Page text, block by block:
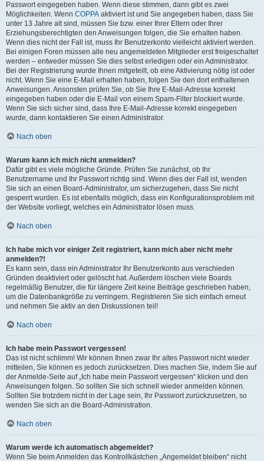
Passwort eingegeben haben. Wenn diese stimmen, dann gibt es zwei
Möglichkeiten. Wenn COPPA aktiviert ist und Sie angegeben haben, dass Sie
unter 13 Jahre alt sind, müssen Sie bzw. einer Ihrer Eltern oder Ihrer
Erziehungsberechtigten den Anweisungen folgen, die Sie erhalten haben.
Wenn dies nicht der Fall ist, muss Ihr Benutzerkonto vielleicht aktiviert werden.
Bei einigen Foren müssen alle neu angemeldeten Mitglieder erst freigeschaltet
werden – entweder müssen Sie dies selbst erledigen oder ein Administrator.
Bei der Registrierung wurde Ihnen mitgeteilt, ob eine Aktivierung nötig ist oder
nicht. Wenn Sie eine E-Mail erhalten haben, folgen Sie den dort enthaltenen
Anweisungen. Ansonsten prüfen Sie, ob Sie Ihre E-Mail-Adresse korrekt
eingegeben haben oder die E-Mail von einem Spam-Filter blockiert wurde.
Wenn Sie sich sicher sind, dass Ihre E-Mail-Adresse korrekt eingegeben
wurde, dann kontaktieren Sie einen Administrator.
Nach oben
Warum kann ich mich nicht anmelden?
Dafür gibt es viele mögliche Gründe. Prüfen Sie zunächst, ob Ihr
Benutzername und Ihr Passwort richtig sind. Wenn dies der Fall ist, wenden
Sie sich an einen Board-Administrator, um sicherzugehen, dass Sie nicht
gesperrt wurden. Es ist ebenfalls möglich, dass ein Konfigurationsproblem mit
der Website vorliegt, welches ein Administrator lösen muss.
Nach oben
Ich habe mich vor einiger Zeit registriert, kann mich aber nicht mehr
anmelden?!
Es kann sein, dass ein Administrator Ihr Benutzerkonto aus verschieden
Gründen deaktiviert oder gelöscht hat. Außerdem löschen viele Boards
regelmäßig Benutzer, die für längere Zeit keine Beiträge geschrieben haben,
um die Datenbankgröße zu verringern. Registrieren Sie sich einfach erneut
und nehmen Sie aktiv an den Diskussionen teil!
Nach oben
Ich habe mein Passwort vergessen!
Das ist nicht schlimm! Wir können Ihnen zwar Ihr altes Passwort nicht wieder
mitteilen, Sie können es jedoch zurücksetzen. Dies machen Sie, indem Sie auf
der Anmelde-Seite auf „Ich habe mein Passwort vergessen“ klicken und den
Anweisungen folgen. So sollten Sie sich schnell wieder anmelden können.
Sollten Sie trotzdem nicht in der Lage sein, Ihr Passwort zurückzusetzen, so
wenden Sie sich an die Board-Administration.
Nach oben
Warum werde ich automatisch abgemeldet?
Wenn Sie beim Anmelden das Kontrollkästchen „Angemeldet bleiben“ nicht